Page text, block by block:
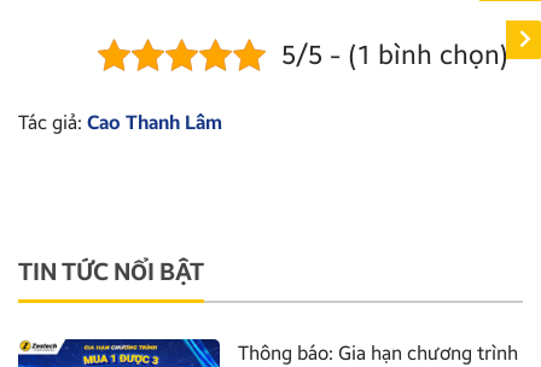
5/5 - (1 bình chọn)
Tác giả: Cao Thanh Lâm
TIN TỨC NỔI BẬT
Thông báo: Gia hạn chương trình